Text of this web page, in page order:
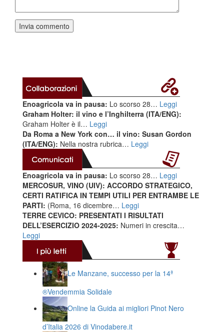
Enoagricola va in pausa: Lo scorso 28… Leggi
Graham Holter: il vino e l’Inghilterra (ITA/ENG):
Graham Holter è il… Leggi
Da Roma a New York con… il vino: Susan Gordon
(ITA/ENG): Nella nostra rubrica… Leggi
Enoagricola va in pausa: Lo scorso 28… Leggi
MERCOSUR, VINO (UIV): ACCORDO STRATEGICO,
CERTI RATIFICA IN TEMPI UTILI PER ENTRAMBE LE
PARTI: (Roma, 16 dicembre… Leggi
TERRE CEVICO: PRESENTATI I RISULTATI
DELL’ESERCIZIO 2024-2025: Numeri in crescita…
Leggi
Le Manzane, successo per la 14ª
®️Vendemmia Solidale
Online la Guida ai migliori Pinot Nero
d’Italia 2026 di Vinodabere.it